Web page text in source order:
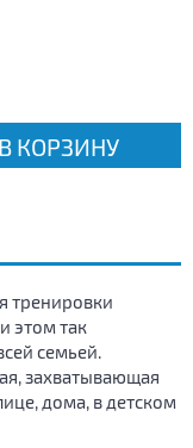
В КОРЗИНУ
тренировки
этом так
семьей.
захватывающая
дома, в детском